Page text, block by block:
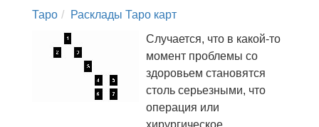
Таро
Расклады Таро карт
Случается, что в какой-то
момент проблемы со
здоровьем становятся
столь серьезными, что
операция или
хирургическое